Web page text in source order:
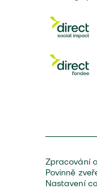
Zpracování
Povinně
Nastavení